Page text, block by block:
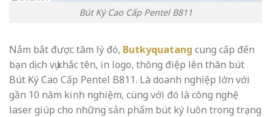
Bút Ký Cao Cấp Pentel B811
Nắm bắt được tâm lý đó, Butkyquatang cung cấp đến
bạn dịch vụ khắc tên, in logo, thông điệp lên thân bút
Bút Ký Cao Cấp Pentel B811. Là doanh nghiệp lớn với
gần 10 năm kinh nghiệm, cùng với đó là công nghệ
laser giúp cho những sản phẩm bút ký luôn trong trạng